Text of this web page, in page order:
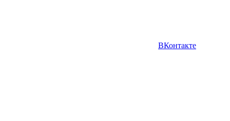
ВКонтакте